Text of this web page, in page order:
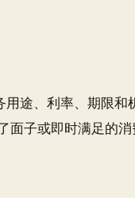
用途、利率、期限和
面子或即时满足的